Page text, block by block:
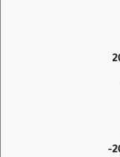
للفصل الأول 2026-